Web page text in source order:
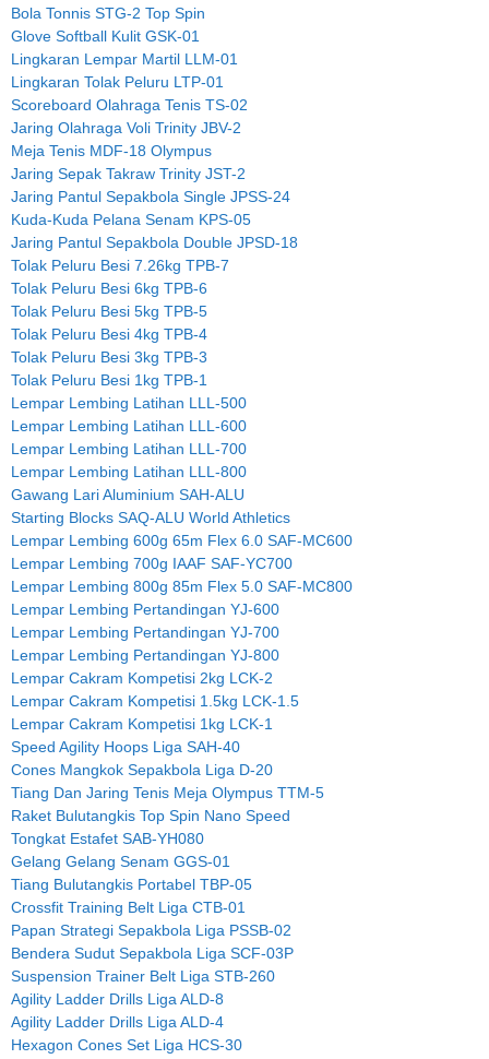
Bola Tonnis STG-2 Top Spin
Glove Softball Kulit GSK-01
Lingkaran Lempar Martil LLM-01
Lingkaran Tolak Peluru LTP-01
Scoreboard Olahraga Tenis TS-02
Jaring Olahraga Voli Trinity JBV-2
Meja Tenis MDF-18 Olympus
Jaring Sepak Takraw Trinity JST-2
Jaring Pantul Sepakbola Single JPSS-24
Kuda-Kuda Pelana Senam KPS-05
Jaring Pantul Sepakbola Double JPSD-18
Tolak Peluru Besi 7.26kg TPB-7
Tolak Peluru Besi 6kg TPB-6
Tolak Peluru Besi 5kg TPB-5
Tolak Peluru Besi 4kg TPB-4
Tolak Peluru Besi 3kg TPB-3
Tolak Peluru Besi 1kg TPB-1
Lempar Lembing Latihan LLL-500
Lempar Lembing Latihan LLL-600
Lempar Lembing Latihan LLL-700
Lempar Lembing Latihan LLL-800
Gawang Lari Aluminium SAH-ALU
Starting Blocks SAQ-ALU World Athletics
Lempar Lembing 600g 65m Flex 6.0 SAF-MC600
Lempar Lembing 700g IAAF SAF-YC700
Lempar Lembing 800g 85m Flex 5.0 SAF-MC800
Lempar Lembing Pertandingan YJ-600
Lempar Lembing Pertandingan YJ-700
Lempar Lembing Pertandingan YJ-800
Lempar Cakram Kompetisi 2kg LCK-2
Lempar Cakram Kompetisi 1.5kg LCK-1.5
Lempar Cakram Kompetisi 1kg LCK-1
Speed Agility Hoops Liga SAH-40
Cones Mangkok Sepakbola Liga D-20
Tiang Dan Jaring Tenis Meja Olympus TTM-5
Raket Bulutangkis Top Spin Nano Speed
Tongkat Estafet SAB-YH080
Gelang Gelang Senam GGS-01
Tiang Bulutangkis Portabel TBP-05
Crossfit Training Belt Liga CTB-01
Papan Strategi Sepakbola Liga PSSB-02
Bendera Sudut Sepakbola Liga SCF-03P
Suspension Trainer Belt Liga STB-260
Agility Ladder Drills Liga ALD-8
Agility Ladder Drills Liga ALD-4
Hexagon Cones Set Liga HCS-30